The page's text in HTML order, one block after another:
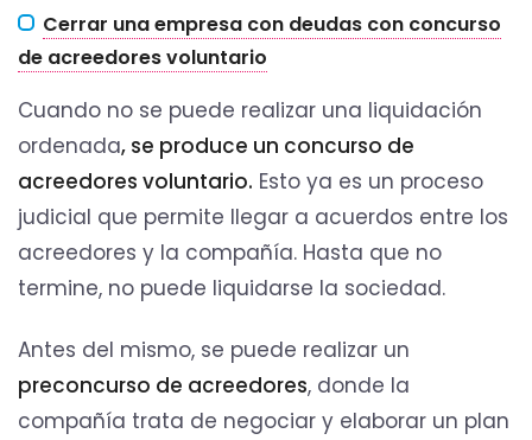
Cerrar una empresa con deudas con concurso
de acreedores voluntario
Cuando no se puede realizar una liquidación
ordenada, se produce un concurso de
acreedores voluntario. Esto ya es un proceso
judicial que permite llegar a acuerdos entre los
acreedores y la compañía. Hasta que no
termine, no puede liquidarse la sociedad.
Antes del mismo, se puede realizar un
preconcurso de acreedores, donde la
compañía trata de negociar y elaborar un plan